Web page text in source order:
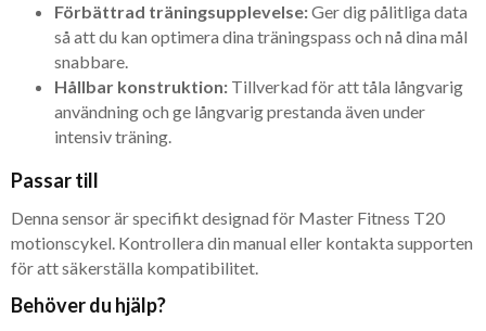
Förbättrad träningsupplevelse:Ger dig pålitliga data
så att du kan optimera dina träningspass och nå dina mål
snabbare.
Hållbar konstruktion: Tillverkad för att tåla långvarig
användning och ge långvarig prestanda även under
intensiv träning.
Passar till
Denna sensor är specifikt designad för Master Fitness T20
motionscykel. Kontrollera din manual eller kontakta supporten
för att säkerställa kompatibilitet.
Behöver du hjälp?